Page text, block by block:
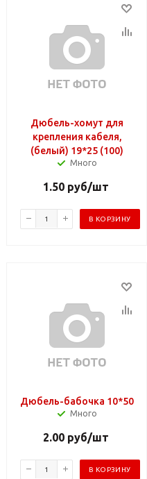
Дюбель-хомут для
крепления кабеля,
(белый) 19*25 (100)
Много
1.50руб/шт
В КОРЗИНУ
Дюбель-бабочка 10*50
Много
2.00руб/шт
В КОРЗИНУ